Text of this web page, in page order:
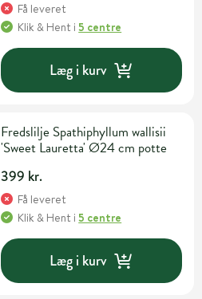
Få leveret
Klik & Hent i5 centre
Læg i kurv
Fredslilje Spathiphyllum wallisii
'Sweet Lauretta' Ø24 cm potte
399 kr.
Få leveret
Klik & Hent i5 centre
Læg i kurv